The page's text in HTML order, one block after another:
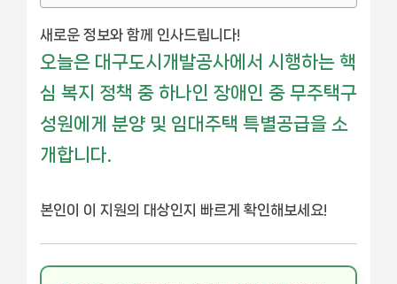
새로운 정보와 함께 인사드립니다!
오늘은 대구도시개발공사에서 시행하는 핵
심 복지 정책 중 하나인 장애인 중 무주택구
성원에게 분양 및 임대주택 특별공급을 소
개합니다.
본인이 이 지원의 대상인지 빠르게 확인해보세요!